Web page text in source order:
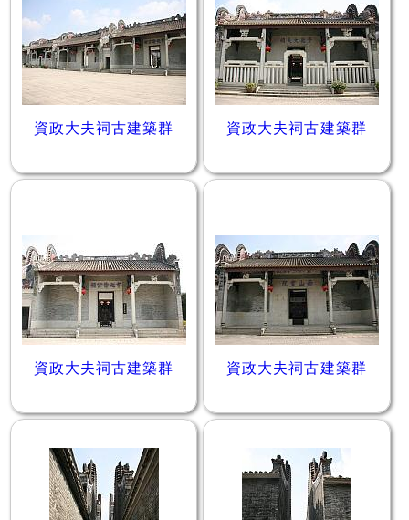
資政大夫祠古建築群 資政大夫祠古建築群
資政大夫祠古建築群 資政大夫祠古建築群